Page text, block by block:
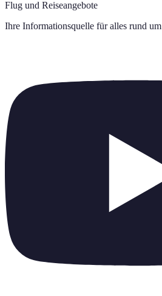
Flug und Reiseangebote
Ihre Informationsquelle für alles rund um